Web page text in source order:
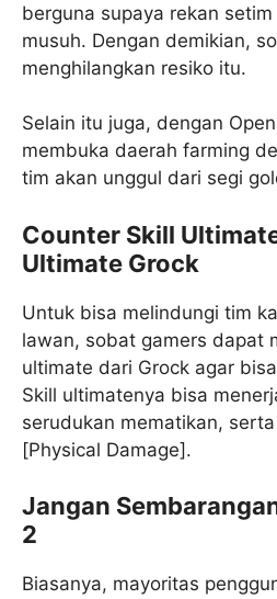
berguna supaya rekan
musuh. Dengan demikian,
menghilangkan resiko itu.
Selain itu juga, dengan
membuka daerah farming
tim akan unggul dari segi
Counter Skill
Ultimate Grock
Untuk bisa melindungi tim
lawan, sobat gamers dapat
ultimate dari Grock agar
Skill ultimatenya bisa
serudukan mematikan,
[Physical Damage].
Jangan
2
Biasanya, mayoritas